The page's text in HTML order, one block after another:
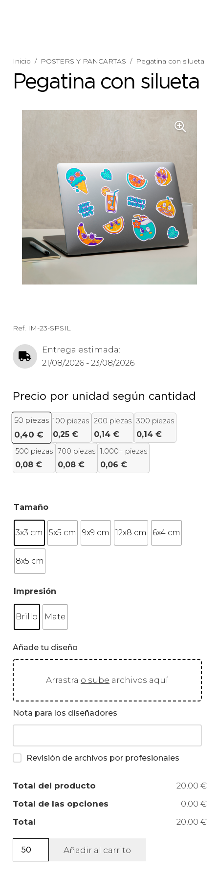
Inicio / POSTERS Y PANCARTAS / Pegatina con silueta
Pegatina con silueta
Ref. IM-23-SPSIL
Entrega estimada:
21/08/2026 - 23/08/2026
Precio por unidad según cantidad
50 piezas
0,40 €
100 piezas
0,25 €
200 piezas
0,14 €
300 piezas
0,14 €
500 piezas
0,08 €
700 piezas
0,08 €
1.000+ piezas
0,06 €
Tamaño
3x3 cm 5x5 cm 9x9 cm 12x8 cm 6x4 cm
8x5 cm
Impresión
Brillo Mate
Añade tu diseño
Arrastra o sube archivos aquí
Nota para los diseñadores
Revisión de archivos por profesionales
Total del producto
20,00 €
Total de las opciones
0,00 €
Total
20,00 €
Pegatina
Añadir al carrito